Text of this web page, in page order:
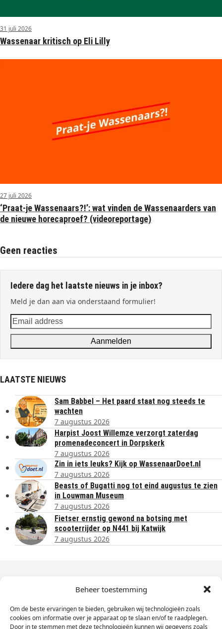
Beheer toestemming
Om de beste ervaringen te bieden, gebruiken wij technologieën zoals
cookies om informatie over je apparaat op te slaan en/of te raadplegen.
Door in te stemmen met deze technologieën kunnen wij gegevens zoals
31 juli 2026
Wassenaar kritisch op Eli Lilly
27 juli 2026
‘Praat-je Wassenaars?!’: wat vinden de Wassenaarders van
de nieuwe horecaproef? (videoreportage)
Geen reacties
Iedere dag het laatste nieuws in je inbox?
Meld je dan aan via onderstaand formulier!
Email
address
Aanmelden
LAATSTE NIEUWS
Sam Babbel – Het paard staat nog steeds te
wachten
7 augustus 2026
Harpist Joost Willemze verzorgt zaterdag
promenadeconcert in Dorpskerk
7 augustus 2026
Zin in iets leuks? Kijk op WassenaarDoet.nl
7 augustus 2026
Beasts of Bugatti nog tot eind augustus te zien
in Louwman Museum
7 augustus 2026
Fietser ernstig gewond na botsing met
scooterrijder op N441 bij Katwijk
7 augustus 2026
Dagelijks het laatste nieuws in je e-mail?
Vul
hier